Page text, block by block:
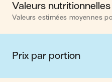
Valeurs nutritionnelles
Valeurs estimées moyennes
Calories
Matières grasses
Prix par portion
€ Nos